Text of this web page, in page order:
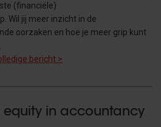
(financiële)
Wil jij meer inzicht in de
oorzaken en hoe je meer grip kunt
bericht >
equity in accountancy